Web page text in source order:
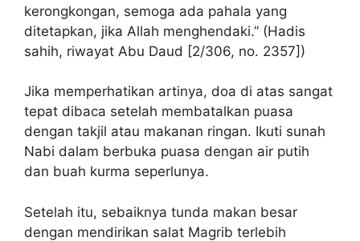
kerongkongan, semoga ada pahala yang
ditetapkan, jika Allah menghendaki.” (Hadis
sahih, riwayat Abu Daud [2/306, no. 2357])
Jika memperhatikan artinya, doa di atas sangat
tepat dibaca setelah membatalkan puasa
dengan takjil atau makanan ringan. Ikuti sunah
Nabi dalam berbuka puasa dengan air putih
dan buah kurma seperlunya.
Setelah itu, sebaiknya tunda makan besar
dengan mendirikan salat Magrib terlebih